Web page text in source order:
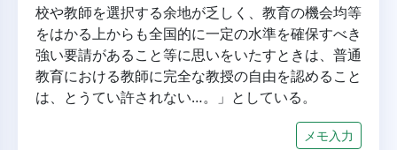
校や教師を選択する余地が乏しく、教育の機会均等
をはかる上からも全国的に一定の水準を確保すべき
強い要請があること等に思いをいたすときは、普通
教育における教師に完全な教授の自由を認めること
は、とうてい許されない…。」としている。
メモ入力